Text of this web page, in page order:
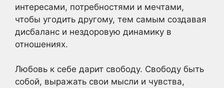
интересами, потребностями и мечтами,
чтобы угодить другому, тем самым создавая
дисбаланс и нездоровую динамику в
отношениях.
Любовь к себе дарит свободу. Свободу быть
собой, выражать свои мысли и чувства,